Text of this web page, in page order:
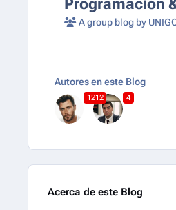
A group blog by
Autores en este Blog
1212 4
Acerca de este Blog